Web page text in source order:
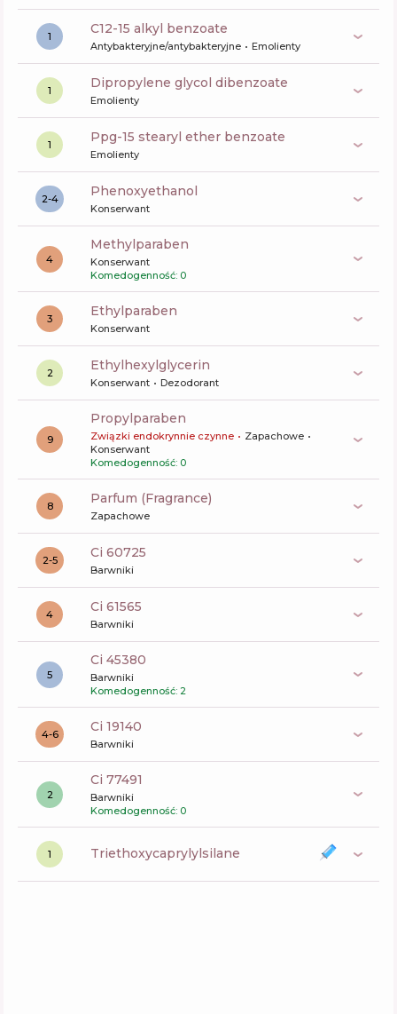
1 c12-15 alkyl benzoate
Antybakteryjne/antybakteryjne Emolienty
1 dipropylene glycol dibenzoate
Emolienty
1 ppg-15 stearyl ether benzoate
Emolienty
2-4 phenoxyethanol
Konserwant
4
methylparaben
Konserwant
Komedogenność: 0
3 ethylparaben
Konserwant
2 ethylhexylglycerin
Konserwant Dezodorant
9
propylparaben
Związki endokrynnie czynne
Zapachowe
Konserwant
Komedogenność: 0
8 Parfum (Fragrance)
Zapachowe
2-5 ci 60725
Barwniki
4 ci 61565
Barwniki
5
ci 45380
Barwniki
Komedogenność: 2
4-6 ci 19140
Barwniki
2
ci 77491
Barwniki
Komedogenność: 0
1 triethoxycaprylylsilane